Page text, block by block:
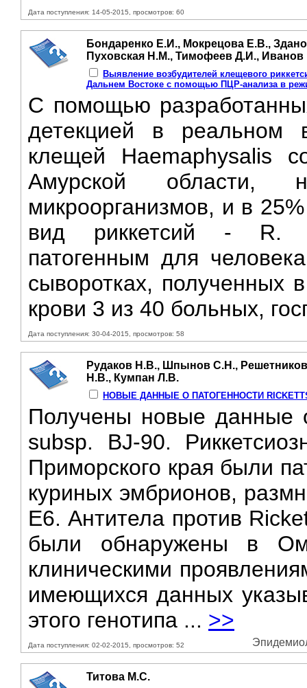
Дата поступления: 14-05-2015, просмотров: 60
Бондаренко Е.И., Мокрецова Е.В.,
Пуховская Н.М., Тимофеев Д.И., Иванов
Выявление возбудителей клещевого
Дальнем Востоке с помощью ПЦР-анализа в
С помощью
детекцией в реальном
клещей Haemaphysalis
Амурской области,
микроорганизмов, и в
вид риккетсий - R.
патогенным для
сыворотках, полученных
крови 3 из 40 больных,
Дата поступления: 30-04-2015, просмотров: 58
Рудаков Н.В., Шпынов С.Н.,
Н.В., Кумпан Л.В.
НОВЫЕ ДАННЫЕ О ПАТОГЕННОСТИ
Получены новые данные
subsp. BJ-90.
Приморского края были
куриных эмбрионов,
Е6. Антитела против
были обнаружены в
клиническими
имеющихся данных
этого генотипа ... >>
Дата поступления: 02-02-2015, просмотров: 52
Титова М.С.